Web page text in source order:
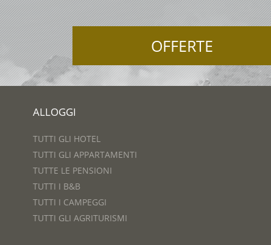
OFFERTE
ALLOGGI
TUTTI GLI HOTEL
TUTTI GLI APPARTAMENTI
TUTTE LE PENSIONI
TUTTI I B&B
TUTTI I CAMPEGGI
TUTTI GLI AGRITURISMI